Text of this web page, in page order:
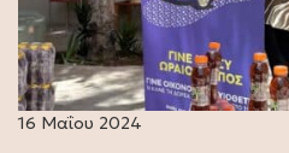
16 Μαΐου 2024